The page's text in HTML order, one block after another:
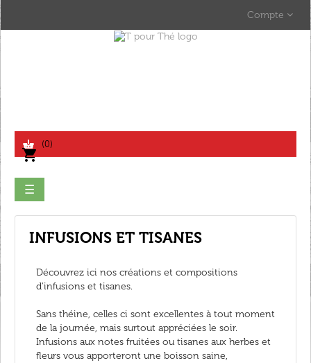
Compte
shopping_cart
(0)
search
Basculer
la
navigation
☰
INFUSIONS ET TISANES
Découvrez ici nos créations et compositions
d'infusions et tisanes.
Sans théine, celles ci sont excellentes à tout moment
de la journée, mais surtout appréciées le soir.
Infusions aux notes fruitées ou tisanes aux herbes et
fleurs vous apporteront une boisson saine,